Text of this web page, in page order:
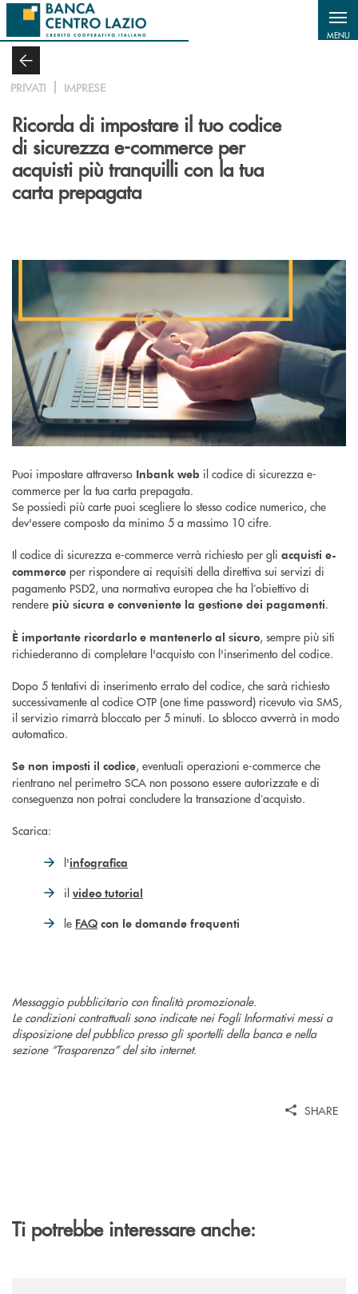
Salta al contenuto principale
MENU
PRIVATI IMPRESE
Ricorda di impostare il tuo codice
di sicurezza e-commerce per
acquisti più tranquilli con la tua
carta prepagata
Puoi impostare attraverso Inbank web il codice di sicurezza e-
commerce per la tua carta prepagata.
Se possiedi più carte puoi scegliere lo stesso codice numerico, che
dev'essere composto da minimo 5 a massimo 10 cifre.
Il codice di sicurezza e-commerce verrà richiesto per gli acquisti e-
commerce per rispondere ai requisiti della direttiva sui servizi di
pagamento PSD2, una normativa europea che ha l’obiettivo di
rendere più sicura e conveniente la gestione dei pagamenti.
È importante ricordarlo e mantenerlo al sicuro, sempre più siti
richiederanno di completare l'acquisto con l'inserimento del codice.
Dopo 5 tentativi di inserimento errato del codice, che sarà richiesto
successivamente al codice OTP (one time password) ricevuto via SMS,
il servizio rimarrà bloccato per 5 minuti. Lo sblocco avverrà in modo
automatico.
Se non imposti il codice, eventuali operazioni e-commerce che
rientrano nel perimetro SCA non possono essere autorizzate e di
conseguenza non potrai concludere la transazione d’acquisto.
Scarica:
l'infografica
il video tutorial
le FAQ con le domande frequenti
Messaggio pubblicitario con finalità promozionale.
Le condizioni contrattuali sono indicate nei Fogli Informativi messi a
disposizione del pubblico presso gli sportelli della banca e nella
sezione “Trasparenza” del sito internet.
SHARE
Ti potrebbe interessare anche: